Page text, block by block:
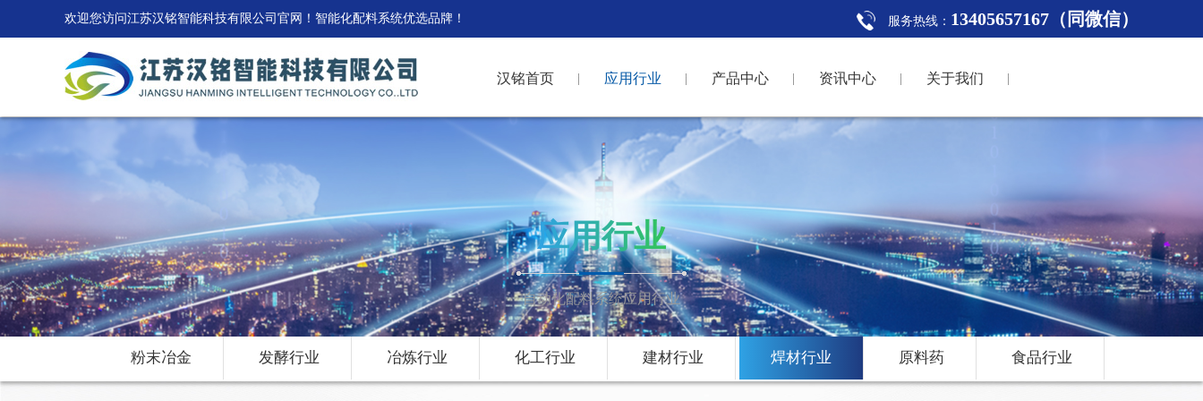
服务热线： 13405657167（同微信）
欢迎您访问江苏汉铭智能科技有限公司官网！智能化配料系统优选品牌！
汉铭首页 应用行业 产品中心 资讯中心 关于我们
应用行业
自动化配料系统应用行业
粉末冶金 发酵行业 冶炼行业 化工行业 建材行业 焊材行业 原料药 食品行业